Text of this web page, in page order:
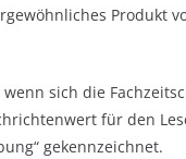
Produkt
sich die
für den
gekennzeichnet.